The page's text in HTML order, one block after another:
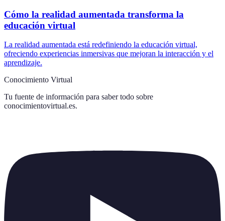
Cómo la realidad aumentada transforma la
educación virtual
La realidad aumentada está redefiniendo la educación virtual,
ofreciendo experiencias inmersivas que mejoran la interacción y el
aprendizaje.
Conocimiento Virtual
Tu fuente de información para saber todo sobre
conocimientovirtual.es.